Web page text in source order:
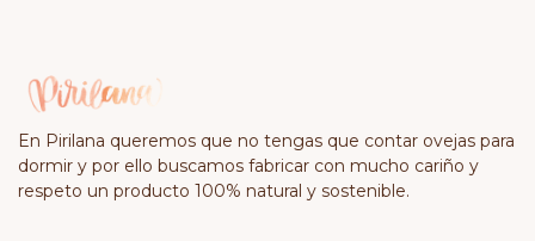
En Pirilana queremos que no tengas que contar ovejas para
dormir y por ello buscamos fabricar con mucho cariño y
respeto un producto 100% natural y sostenible.